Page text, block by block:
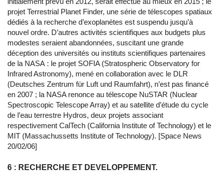
projet Terrestrial Planet Finder, une série de télescopes spatiaux
dédiés à la recherche d’exoplanètes est suspendu jusqu’à
nouvel ordre. D’autres activités scientifiques aux budgets plus
modestes seraient abandonnées, suscitant une grande
déception des universités ou instituts scientifiques partenaires
de la NASA : le projet SOFIA (Stratospheric Observatory for
Infrared Astronomy), mené en collaboration avec le DLR
(Deutsches Zentrum für Luft und Raumfahrt), n’est pas financé
en 2007 ; la NASA renonce au télescope NuSTAR (Nuclear
Spectroscopic Telescope Array) et au satellite d’étude du cycle
de l’eau terrestre Hydros, deux projets associant
respectivement CalTech (California Institute of Technology) et le
MIT (Massachussetts Institute of Technology). [Space News
20/02/06]
6 : RECHERCHE ET DEVELOPPEMENT.